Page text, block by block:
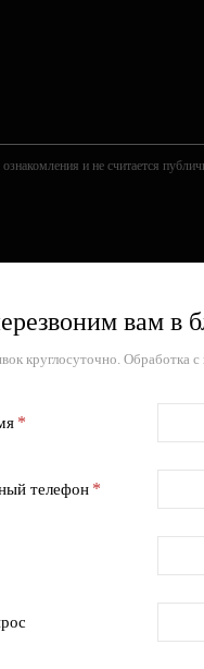
и не считается
вам в
круглосуточно. Обработка
телефон